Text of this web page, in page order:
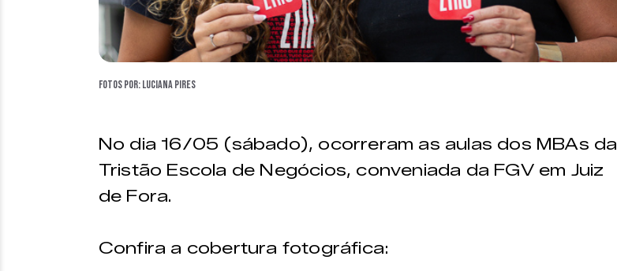
Fotos por: Luciana Pires
No dia 16/05 (sábado), ocorreram as aulas dos MBAs da
Tristão Escola de Negócios, conveniada da FGV em Juiz
de Fora.
Confira a cobertura fotográfica: